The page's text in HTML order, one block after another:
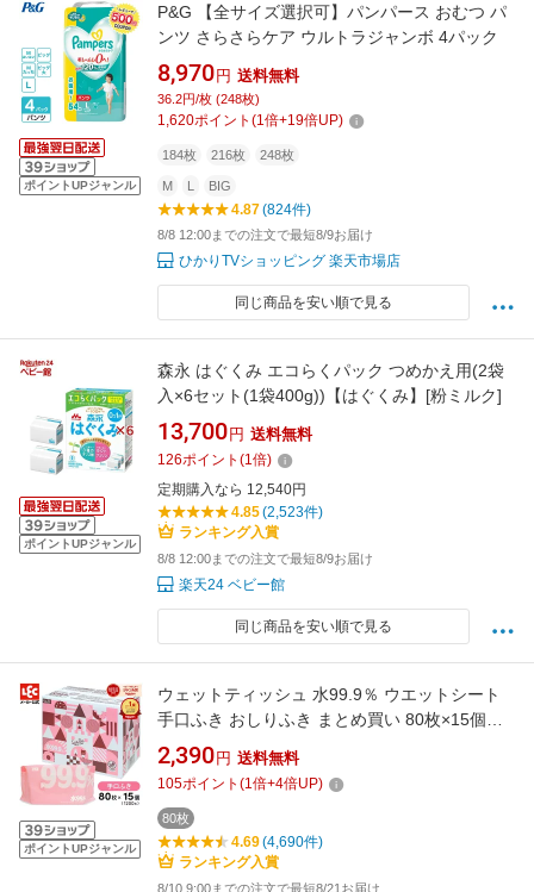
ポイントUPジャンル
P&G 【全サイズ選択可】パンパース おむつ パ
ンツ さらさらケア ウルトラジャンボ 4パック
8,970 円 送料無料
36.2円/枚 (248枚)
1,620ポイント (1倍+19倍UP)
184枚 216枚 248枚
M L BIG
4.87(824件)
8/8 12:00までの注文で最短8/9お届け
ひかりTVショッピング 楽天市場店
同じ商品を安い順で見る
ポイントUPジャンル
森永 はぐくみ エコらくパック つめかえ用(2袋
入×6セット(1袋400g))【はぐくみ】[粉ミルク]
13,700 円 送料無料
126ポイント (1倍)
定期購入なら 12,540円
4.85(2,523件)
ランキング入賞
8/8 12:00までの注文で最短8/9お届け
楽天24 ベビー館
同じ商品を安い順で見る
ポイントUPジャンル
ウェットティッシュ 水99.9％ ウエットシート
手口ふき おしりふき まとめ買い 80枚×15個
【1,200枚】【肌にやさしい】 レック ダイレク
ト
2,390 円 送料無料
105ポイント (1倍+4倍UP)
80枚
4.69(4,690件)
ランキング入賞
8/10 9:00までの注文で最短8/21お届け